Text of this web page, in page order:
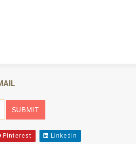
Pinterest Linkedin